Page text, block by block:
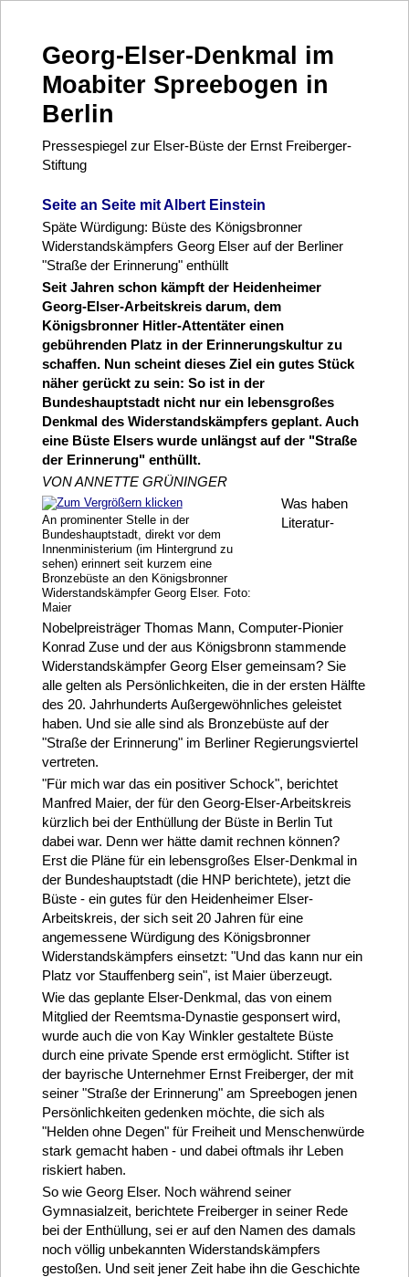
Georg-Elser-Denkmal im
Moabiter Spreebogen in
Berlin
Pressespiegel zur Elser-Büste der Ernst Freiberger-
Stiftung
Seite an Seite mit Albert Einstein
Späte Würdigung: Büste des Königsbronner
Widerstandskämpfers Georg Elser auf der Berliner
"Straße der Erinnerung" enthüllt
Seit Jahren schon kämpft der Heidenheimer
Georg-Elser-Arbeitskreis darum, dem
Königsbronner Hitler-Attentäter einen
gebührenden Platz in der Erinnerungskultur zu
schaffen. Nun scheint dieses Ziel ein gutes Stück
näher gerückt zu sein: So ist in der
Bundeshauptstadt nicht nur ein lebensgroßes
Denkmal des Widerstandskämpfers geplant. Auch
eine Büste Elsers wurde unlängst auf der "Straße
der Erinnerung" enthüllt.
VON ANNETTE GRÜNINGER
An prominenter Stelle in der
Bundeshauptstadt, direkt vor dem
Innenministerium (im Hintergrund zu
sehen) erinnert seit kurzem eine
Bronzebüste an den Königsbronner
Widerstandskämpfer Georg Elser. Foto:
Maier
Was haben
Literatur-
Nobelpreisträger Thomas Mann, Computer-Pionier
Konrad Zuse und der aus Königsbronn stammende
Widerstandskämpfer Georg Elser gemeinsam? Sie
alle gelten als Persönlichkeiten, die in der ersten Hälfte
des 20. Jahrhunderts Außergewöhnliches geleistet
haben. Und sie alle sind als Bronzebüste auf der
"Straße der Erinnerung" im Berliner Regierungsviertel
vertreten.
"Für mich war das ein positiver Schock", berichtet
Manfred Maier, der für den Georg-Elser-Arbeitskreis
kürzlich bei der Enthüllung der Büste in Berlin Tut
dabei war. Denn wer hätte damit rechnen können?
Erst die Pläne für ein lebensgroßes Elser-Denkmal in
der Bundeshauptstadt (die HNP berichtete), jetzt die
Büste - ein gutes für den Heidenheimer Elser-
Arbeitskreis, der sich seit 20 Jahren für eine
angemessene Würdigung des Königsbronner
Widerstandskämpfers einsetzt: "Und das kann nur ein
Platz vor Stauffenberg sein", ist Maier überzeugt.
Wie das geplante Elser-Denkmal, das von einem
Mitglied der Reemtsma-Dynastie gesponsert wird,
wurde auch die von Kay Winkler gestaltete Büste
durch eine private Spende erst ermöglicht. Stifter ist
der bayrische Unternehmer Ernst Freiberger, der mit
seiner "Straße der Erinnerung" am Spreebogen jenen
Persönlichkeiten gedenken möchte, die sich als
"Helden ohne Degen" für Freiheit und Menschenwürde
stark gemacht haben - und dabei oftmals ihr Leben
riskiert haben.
So wie Georg Elser. Noch während seiner
Gymnasialzeit, berichtete Freiberger in seiner Rede
bei der Enthüllung, sei er auf den Namen des damals
noch völlig unbekannten Widerstandskämpfers
gestoßen. Und seit jener Zeit habe ihn die Geschichte